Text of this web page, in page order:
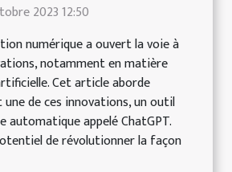
2023 12:50
numérique a ouvert la voie à
notamment en matière
Cet article aborde
de ces innovations, un outil
automatique appelé ChatGPT.
de révolutionner la façon